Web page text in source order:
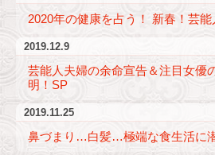
2020年の健康を占う！ 新春！芸
2019.12.9
芸能人夫婦の余命宣告＆注目女優
明！SP
2019.11.25
鼻づまり…白髪…極端な食生活に